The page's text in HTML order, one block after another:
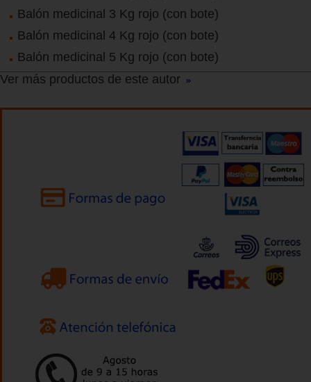
Balón medicinal 3 Kg rojo (con bote)
Balón medicinal 4 Kg rojo (con bote)
Balón medicinal 5 Kg rojo (con bote)
Ver más productos de este autor